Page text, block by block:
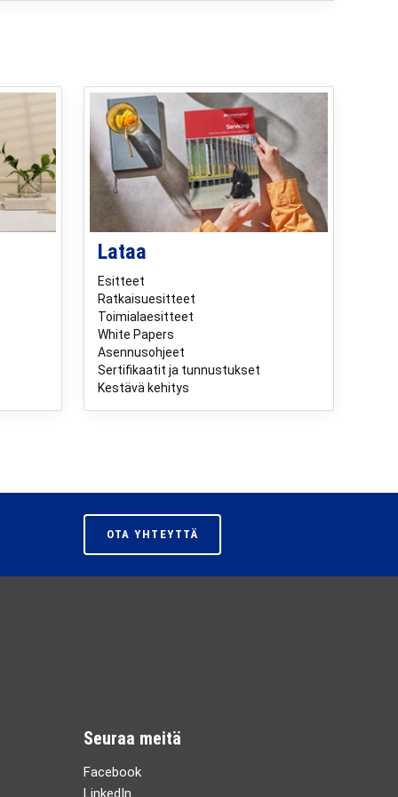
Lataa
Esitteet
Ratkaisuesitteet
Toimialaesitteet
White Papers
Asennusohjeet
Sertifikaatit ja tunnustukset
Kestävä kehitys
OTA YHTEYTTÄ
Seuraa meitä
Facebook
LinkedIn